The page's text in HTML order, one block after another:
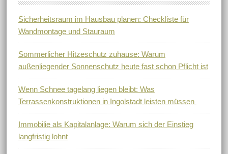
Sicherheitsraum im Hausbau planen: Checkliste für
Wandmontage und Stauraum
Sommerlicher Hitzeschutz zuhause: Warum
außenliegender Sonnenschutz heute fast schon Pflicht ist
Wenn Schnee tagelang liegen bleibt: Was
Terrassenkonstruktionen in Ingolstadt leisten müssen
Immobilie als Kapitalanlage: Warum sich der Einstieg
langfristig lohnt